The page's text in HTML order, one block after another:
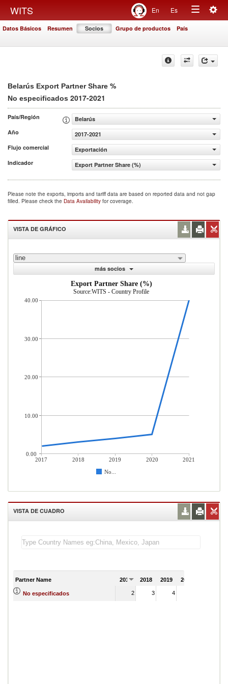
WITS En Es
Toggle
Datos Básicos Resumen Socios Grupo de productos País
Belarús Export Partner Share %
No especificados 2017-2021
País/Región
Belarús
Año
2017-2021
Flujo comercial
Exportación
Indicador
Export Partner Share (%)
Please note the exports, imports and tariff data are based on reported data and not gap
filled. Please check the Data Availability for coverage.
VISTA DE GRÁFICO
line
más socios
Export Partner Share (%)
Source:WITS - Country Profile
2017 2018 2019 2020
2021
No...
40.00
30.00
20.00
10.00
0.00
VISTA DE CUADRO
Partner Name 2017 2018 2019 2020
No especificados 2 3 4